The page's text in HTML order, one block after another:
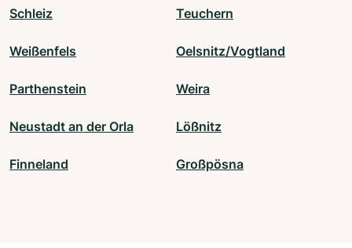
Schleiz Teuchern
Weißenfels Oelsnitz/Vogtland
Parthenstein Weira
Neustadt an der Orla Lößnitz
Finneland Großpösna